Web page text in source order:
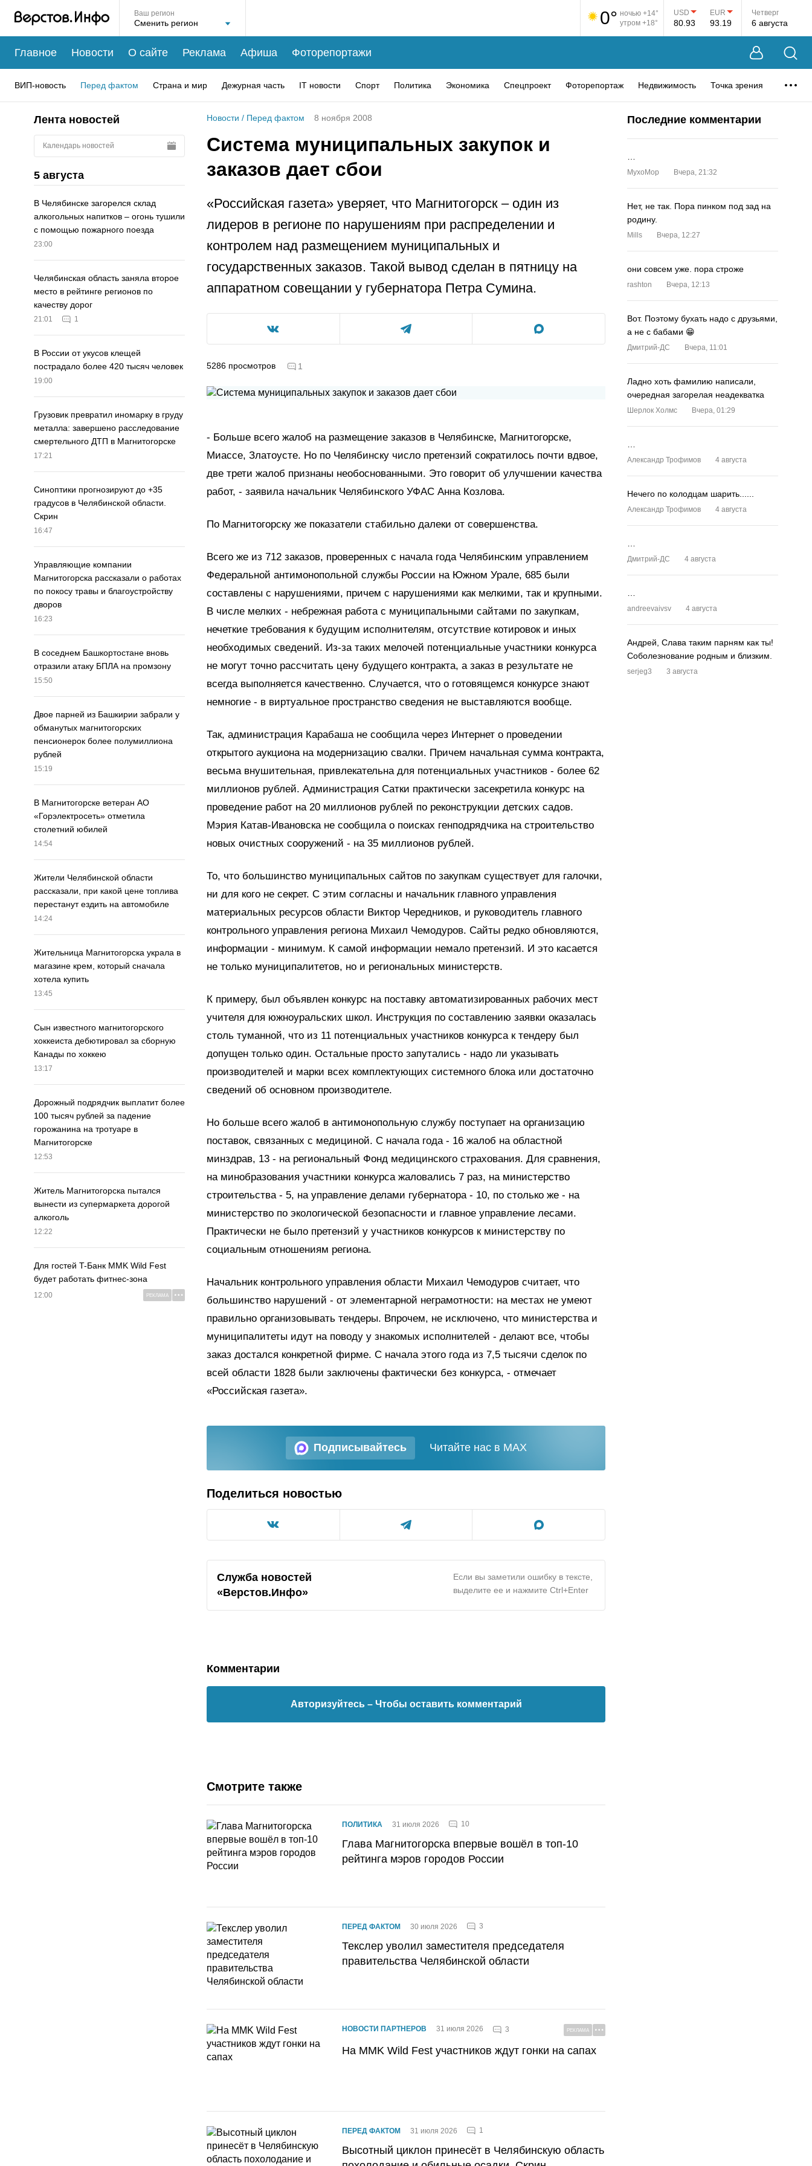
Ваш регион 0° ночью +14°
утром +18°
USD
80.93
EUR
93.19
Четверг
6 августа
Главное Новости О сайте Реклама Афиша Фоторепортажи
ВИП-новость Перед фактом Страна и мир Дежурная часть IT новости Спорт Политика Экономика Спецпроект Фоторепортаж Недвижимость Точка зрения
Лента новостей
Календарь новостей
5 августа
В Челябинске загорелся склад
алкогольных напитков – огонь тушили
с помощью пожарного поезда
23:00
Челябинская область заняла второе
место в рейтинге регионов по
качеству дорог
21:01 1
В России от укусов клещей
пострадало более 420 тысяч человек
19:00
Грузовик превратил иномарку в груду
металла: завершено расследование
смертельного ДТП в Магнитогорске
17:21
Синоптики прогнозируют до +35
градусов в Челябинской области.
Скрин
16:47
Управляющие компании
Магнитогорска рассказали о работах
по покосу травы и благоустройству
дворов
16:23
В соседнем Башкортостане вновь
отразили атаку БПЛА на промзону
15:50
Двое парней из Башкирии забрали у
обманутых магнитогорских
пенсионерок более полумиллиона
рублей
15:19
В Магнитогорске ветеран АО
«Горэлектросеть» отметила
столетний юбилей
14:54
Жители Челябинской области
рассказали, при какой цене топлива
перестанут ездить на автомобиле
14:24
Жительница Магнитогорска украла в
магазине крем, который сначала
хотела купить
13:45
Сын известного магнитогорского
хоккеиста дебютировал за сборную
Канады по хоккею
13:17
Дорожный подрядчик выплатит более
100 тысяч рублей за падение
горожанина на тротуаре в
Магнитогорске
12:53
Житель Магнитогорска пытался
вынести из супермаркета дорогой
алкоголь
12:22
Для гостей T-Банк MMK Wild Fest
будет работать фитнес-зона
12:00 РЕКЛАМА
Новости / Перед фактом 8 ноября 2008
Система муниципальных закупок и
заказов дает сбои
«Российская газета» уверяет, что Магнитогорск – один из
лидеров в регионе по нарушениям при распределении и
контролем над размещением муниципальных и
государственных заказов. Такой вывод сделан в пятницу на
аппаратном совещании у губернатора Петра Сумина.
5286 просмотров 1
- Больше всего жалоб на размещение заказов в Челябинске, Магнитогорске,
Миассе, Златоусте. Но по Челябинску число претензий сократилось почти вдвое,
две трети жалоб признаны необоснованными. Это говорит об улучшении качества
работ, - заявила начальник Челябинского УФАС Анна Козлова.
По Магнитогорску же показатели стабильно далеки от совершенства.
Всего же из 712 заказов, проверенных с начала года Челябинским управлением
Федеральной антимонопольной службы России на Южном Урале, 685 были
составлены с нарушениями, причем с нарушениями как мелкими, так и крупными.
В числе мелких - небрежная работа с муниципальными сайтами по закупкам,
нечеткие требования к будущим исполнителям, отсутствие котировок и иных
необходимых сведений. Из-за таких мелочей потенциальные участники конкурса
не могут точно рассчитать цену будущего контракта, а заказ в результате не
всегда выполняется качественно. Случается, что о готовящемся конкурсе знают
немногие - в виртуальное пространство сведения не выставляются вообще.
Так, администрация Карабаша не сообщила через Интернет о проведении
открытого аукциона на модернизацию свалки. Причем начальная сумма контракта,
весьма внушительная, привлекательна для потенциальных участников - более 62
миллионов рублей. Администрация Сатки практически засекретила конкурс на
проведение работ на 20 миллионов рублей по реконструкции детских садов.
Мэрия Катав-Ивановска не сообщила о поисках генподрядчика на строительство
новых очистных сооружений - на 35 миллионов рублей.
То, что большинство муниципальных сайтов по закупкам существует для галочки,
ни для кого не секрет. С этим согласны и начальник главного управления
материальных ресурсов области Виктор Чередников, и руководитель главного
контрольного управления региона Михаил Чемодуров. Сайты редко обновляются,
информации - минимум. К самой информации немало претензий. И это касается
не только муниципалитетов, но и региональных министерств.
К примеру, был объявлен конкурс на поставку автоматизированных рабочих мест
учителя для южноуральских школ. Инструкция по составлению заявки оказалась
столь туманной, что из 11 потенциальных участников конкурса к тендеру был
допущен только один. Остальные просто запутались - надо ли указывать
производителей и марки всех комплектующих системного блока или достаточно
сведений об основном производителе.
Но больше всего жалоб в антимонопольную службу поступает на организацию
поставок, связанных с медициной. С начала года - 16 жалоб на областной
минздрав, 13 - на региональный Фонд медицинского страхования. Для сравнения,
на минобразования участники конкурса жаловались 7 раз, на министерство
строительства - 5, на управление делами губернатора - 10, по столько же - на
министерство по экологической безопасности и главное управление лесами.
Практически не было претензий у участников конкурсов к министерству по
социальным отношениям региона.
Начальник контрольного управления области Михаил Чемодуров считает, что
большинство нарушений - от элементарной неграмотности: на местах не умеют
правильно организовывать тендеры. Впрочем, не исключено, что министерства и
муниципалитеты идут на поводу у знакомых исполнителей - делают все, чтобы
заказ достался конкретной фирме. С начала этого года из 7,5 тысячи сделок по
всей области 1828 были заключены фактически без конкурса, - отмечает
«Российская газета».
Подписывайтесь Читайте нас в MAX
Поделиться новостью
Служба новостей
«Верстов.Инфо»
Если вы заметили ошибку в тексте,
выделите ее и нажмите Ctrl+Enter
Комментарии
Авторизуйтесь – Чтобы оставить комментарий
Смотрите также
ПОЛИТИКА 31 июля 2026 10
Глава Магнитогорска впервые вошёл в топ-10
рейтинга мэров городов России
ПЕРЕД ФАКТОМ 30 июля 2026 3
Текслер уволил заместителя председателя
правительства Челябинской области
НОВОСТИ ПАРТНЕРОВ 31 июля 2026 3 РЕКЛАМА
На MMK Wild Fest участников ждут гонки на сапах
ПЕРЕД ФАКТОМ 31 июля 2026 1
Высотный циклон принесёт в Челябинскую область
Последние комментарии
MyxoMop Вчера, 21:32
Нет, не так. Пора пинком под зад на
родину.
Mills Вчера, 12:27
они совсем уже. пора строже
rashton Вчера, 12:13
Вот. Поэтому бухать надо с друзьями,
а не с бабами 😁
Дмитрий-ДС Вчера, 11:01
Ладно хоть фамилию написали,
очередная загорелая неадекватка
Шерлок Холмс Вчера, 01:29
Александр Трофимов 4 августа
Нечего по колодцам шарить......
Александр Трофимов 4 августа
Дмитрий-ДС 4 августа
andreevaivsv 4 августа
Андрей, Слава таким парням как ты!
Соболезнование родным и близким.
serjeg3 3 августа